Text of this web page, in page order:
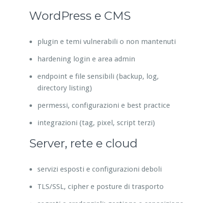
WordPress e CMS
plugin e temi vulnerabili o non mantenuti
hardening login e area admin
endpoint e file sensibili (backup, log,
directory listing)
permessi, configurazioni e best practice
integrazioni (tag, pixel, script terzi)
Server, rete e cloud
servizi esposti e configurazioni deboli
TLS/SSL, cipher e posture di trasporto